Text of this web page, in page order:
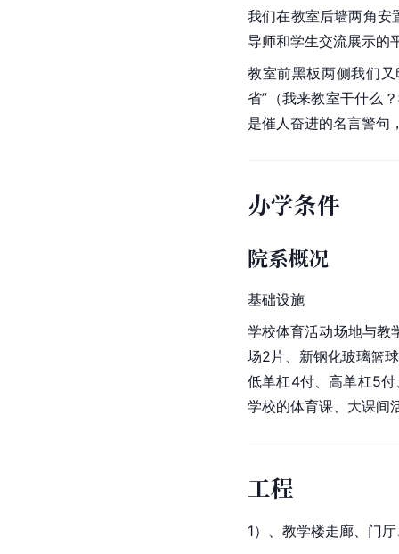
我们在教室后墙两角安
导师和学生交流展示的
教室前黑板两侧我们
省”（我来教室干什么
是催人奋进的名言警句
办学条件
院系概况
基础设施
学校体育活动场地与教
场2片、新钢化玻璃篮
低单杠4付、高单杠5
学校的体育课、大课间
工程
1）、教学楼走廊、门